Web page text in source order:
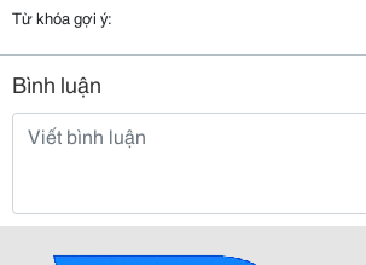
Từ khóa gợi ý:
Bình luận